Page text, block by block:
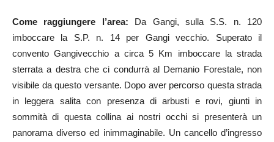
Come raggiungere l’area: Da Gangi, sulla S.S. n. 120
imboccare la S.P. n. 14 per Gangi vecchio. Superato il
convento Gangivecchio a circa 5 Km imboccare la strada
sterrata a destra che ci condurrà al Demanio Forestale, non
visibile da questo versante. Dopo aver percorso questa strada
in leggera salita con presenza di arbusti e rovi, giunti in
sommità di questa collina ai nostri occhi si presenterà un
panorama diverso ed inimmaginabile. Un cancello d’ingresso